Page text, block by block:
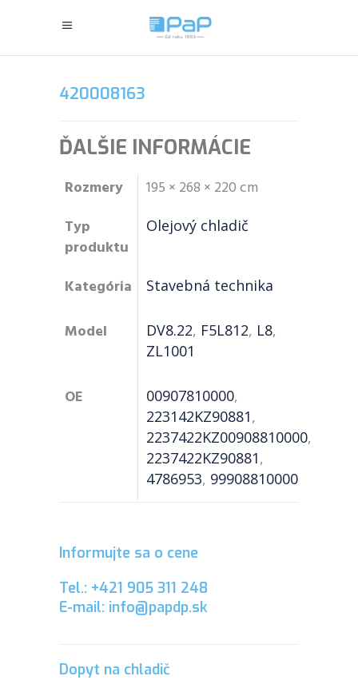
420008163
ĎALŠIE INFORMÁCIE
Rozmery
195 × 268 × 220 cm
Typ
produktu
Olejový chladič
Kategória Stavebná technika
Model DV8.22, F5L812, L8,
ZL1001
OE 00907810000,
223142KZ90881,
2237422KZ00908810000,
2237422KZ90881,
4786953, 99908810000
Informujte sa o cene
Tel.: +421 905 311 248
E-mail: info@papdp.sk
Dopyt na chladič